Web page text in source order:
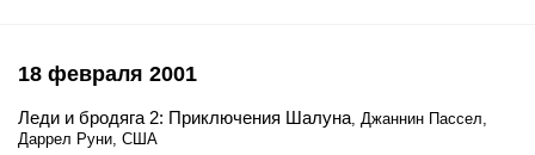
18 февраля 2001
Леди и бродяга 2: Приключения Шалуна, Джаннин Пассел,
Даррел Руни, США